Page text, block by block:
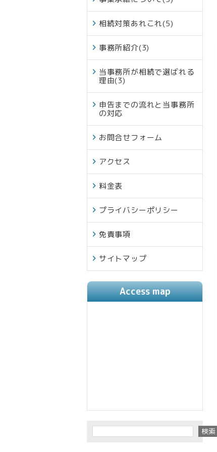
相続対策あれこれ(5)
事務所紹介(3)
当事務所が相続で選ばれる
理由(3)
申告までの流れと当事務所
の対応
お問合せフォーム
アクセス
料金表
プライバシーポリシー
免責事項
サイトマップ
Access map
検索